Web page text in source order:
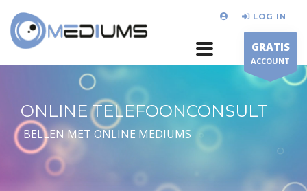
LOG IN
GRATIS
ACCOUNT
ONLINE TELEFOONCONSULT
BELLEN MET ONLINE MEDIUMS